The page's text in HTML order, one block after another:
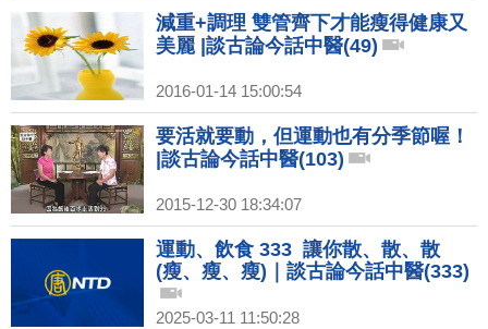
減重+調理 雙管齊下才能瘦得健康又
美麗 |談古論今話中醫(49)
2016-01-14 15:00:54
要活就要動，但運動也有分季節喔！
|談古論今話中醫(103)
2015-12-30 18:34:07
運動、飲食 333 讓你散、散、散
(瘦、瘦、瘦)｜談古論今話中醫(333)
2025-03-11 11:50:28